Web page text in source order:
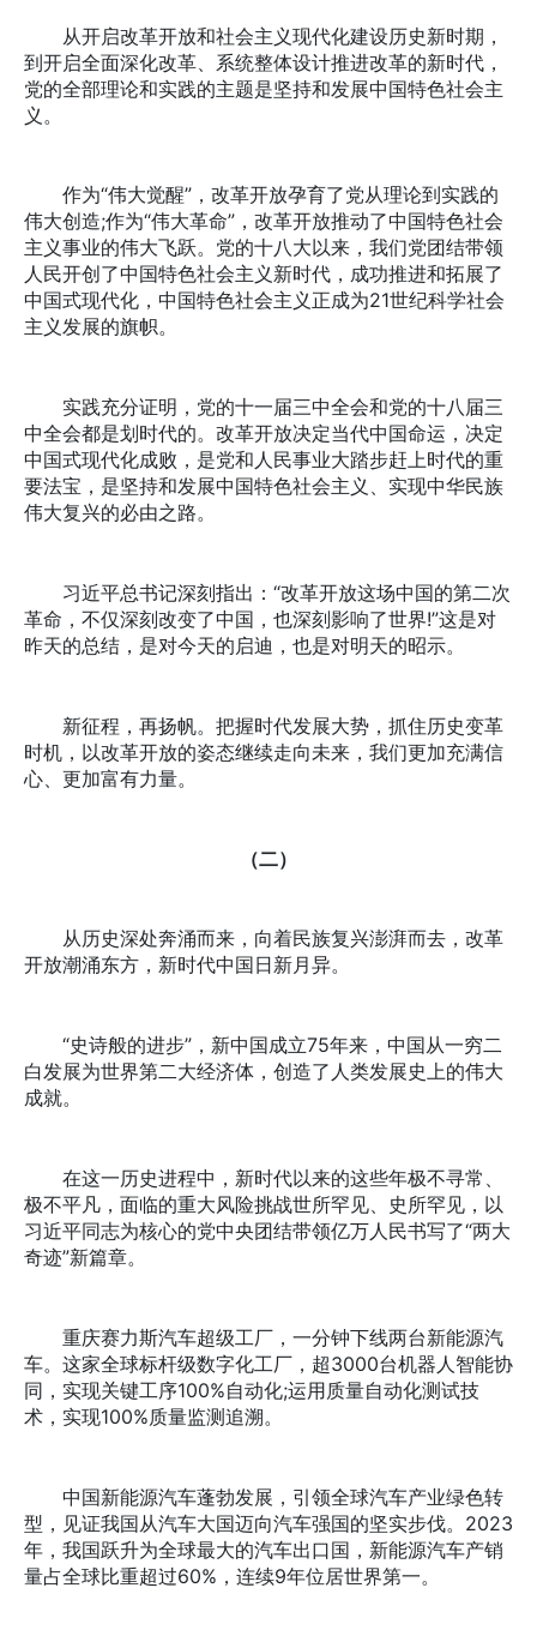
从开启改革开放和社会主义现代化建设历史新时期，
到开启全面深化改革、系统整体设计推进改革的新时代，
党的全部理论和实践的主题是坚持和发展中国特色社会主
义。
作为“伟大觉醒”，改革开放孕育了党从理论到实践的
伟大创造;作为“伟大革命”，改革开放推动了中国特色社会
主义事业的伟大飞跃。党的十八大以来，我们党团结带领
人民开创了中国特色社会主义新时代，成功推进和拓展了
中国式现代化，中国特色社会主义正成为21世纪科学社会
主义发展的旗帜。
实践充分证明，党的十一届三中全会和党的十八届三
中全会都是划时代的。改革开放决定当代中国命运，决定
中国式现代化成败，是党和人民事业大踏步赶上时代的重
要法宝，是坚持和发展中国特色社会主义、实现中华民族
伟大复兴的必由之路。
习近平总书记深刻指出：“改革开放这场中国的第二次
革命，不仅深刻改变了中国，也深刻影响了世界!”这是对
昨天的总结，是对今天的启迪，也是对明天的昭示。
新征程，再扬帆。把握时代发展大势，抓住历史变革
时机，以改革开放的姿态继续走向未来，我们更加充满信
心、更加富有力量。
（二）
从历史深处奔涌而来，向着民族复兴澎湃而去，改革
开放潮涌东方，新时代中国日新月异。
“史诗般的进步”，新中国成立75年来，中国从一穷二
白发展为世界第二大经济体，创造了人类发展史上的伟大
成就。
在这一历史进程中，新时代以来的这些年极不寻常、
极不平凡，面临的重大风险挑战世所罕见、史所罕见，以
习近平同志为核心的党中央团结带领亿万人民书写了“两大
奇迹”新篇章。
重庆赛力斯汽车超级工厂，一分钟下线两台新能源汽
车。这家全球标杆级数字化工厂，超3000台机器人智能协
同，实现关键工序100%自动化;运用质量自动化测试技
术，实现100%质量监测追溯。
中国新能源汽车蓬勃发展，引领全球汽车产业绿色转
型，见证我国从汽车大国迈向汽车强国的坚实步伐。2023
年，我国跃升为全球最大的汽车出口国，新能源汽车产销
量占全球比重超过60%，连续9年位居世界第一。